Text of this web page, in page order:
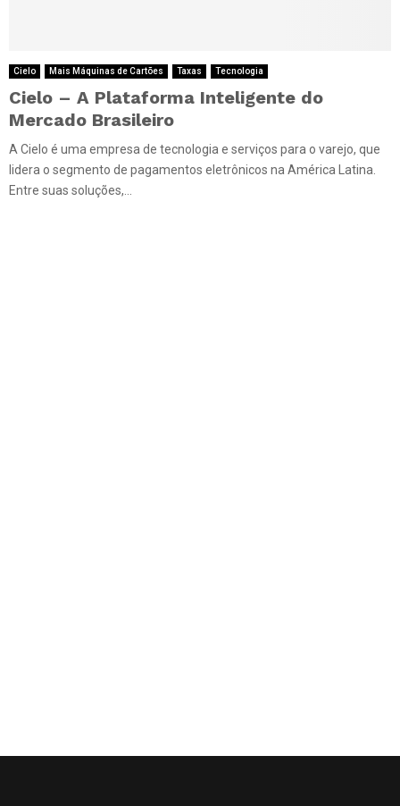
Cielo Mais Máquinas de Cartões Taxas Tecnologia
Cielo – A Plataforma Inteligente do
Mercado Brasileiro
A Cielo é uma empresa de tecnologia e serviços para o varejo, que
lidera o segmento de pagamentos eletrônicos na América Latina.
Entre suas soluções,...